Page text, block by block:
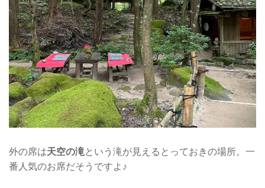
外の席は天空の滝 という滝が見えるとっておきの場所。一
番人気のお席だそうですよ♪